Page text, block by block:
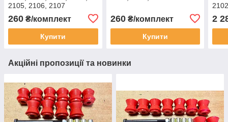
2105, 2106, 2107
260 ₴/комплект
Купити
260₴/комплект
Купити
2
Акційні пропозиції та новинки